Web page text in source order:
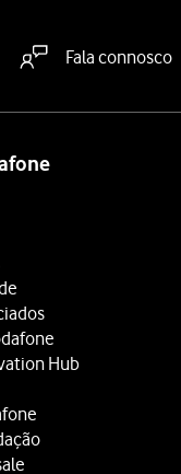
Fala connosco
Hub